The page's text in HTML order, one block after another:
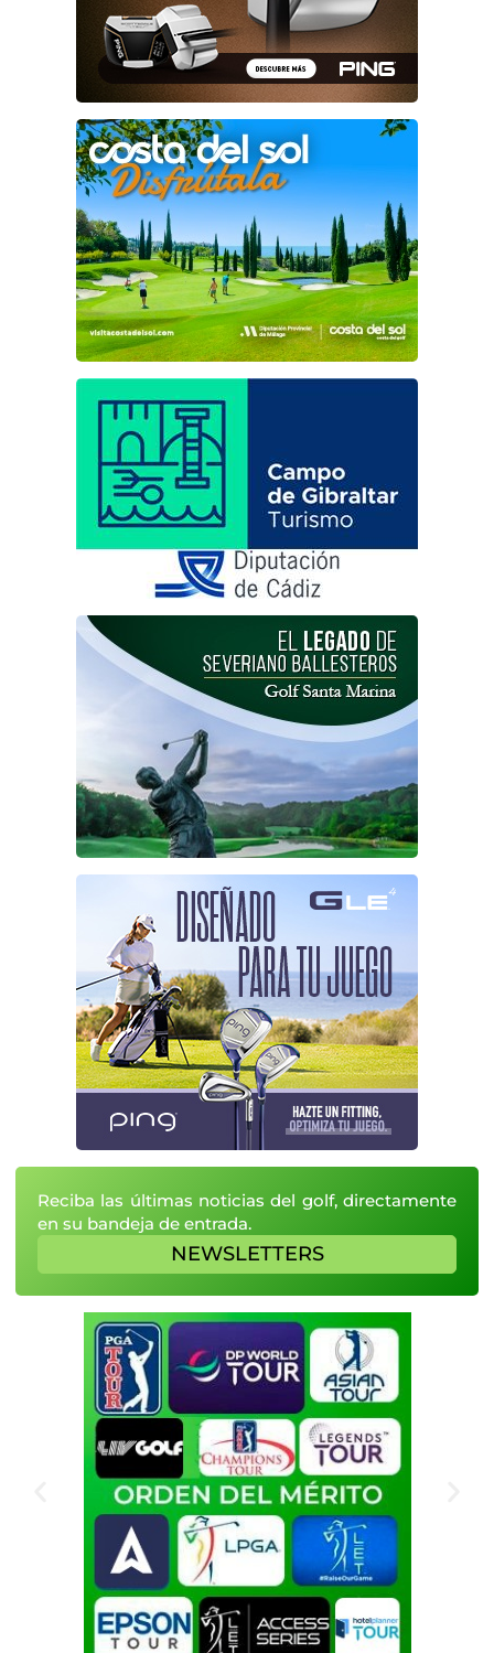
Reciba las últimas noticias del golf, directamente
en su bandeja de entrada.
NEWSLETTERS